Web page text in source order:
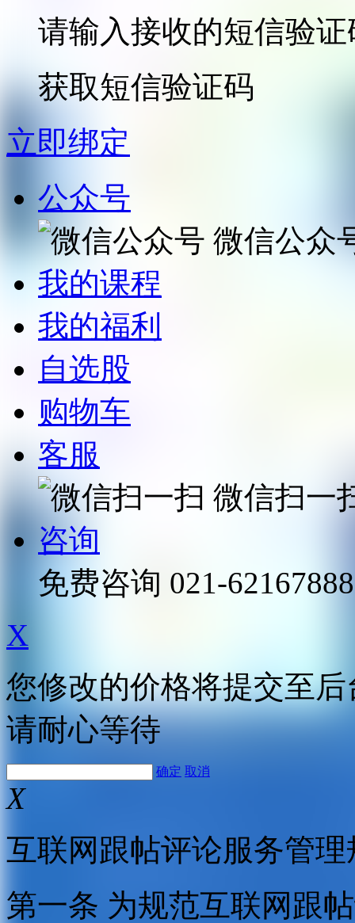
请输入接收的短信验证
获取短信验证码
立即绑定
公众号
微信公众
我的课程
我的福利
自选股
购物车
客服
微信扫一
咨询
免费咨询 021-62167888
X
您修改的价格将提交至
请耐心等待
确定 取消
X
互联网跟帖评论服务管理
第一条 为规范互联网跟